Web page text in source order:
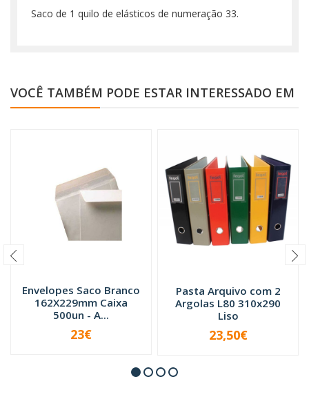
Saco de 1 quilo de elásticos de numeração 33.
VOCÊ TAMBÉM PODE ESTAR INTERESSADO EM
Envelopes Saco Branco
162X229mm Caixa
500un - A...
+
23€
Pasta Arquivo com 2
Argolas L80 310x290
Liso
VER OPÇÕES
23,50€